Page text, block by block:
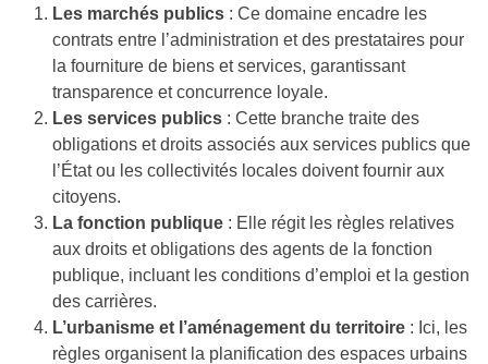
Les marchés publics : Ce domaine encadre les
contrats entre l’administration et des prestataires pour
la fourniture de biens et services, garantissant
transparence et concurrence loyale.
Les services publics : Cette branche traite des
obligations et droits associés aux services publics que
l’État ou les collectivités locales doivent fournir aux
citoyens.
La fonction publique : Elle régit les règles relatives
aux droits et obligations des agents de la fonction
publique, incluant les conditions d’emploi et la gestion
des carrières.
L’urbanisme et l’aménagement du territoire : Ici, les
règles organisent la planification des espaces urbains